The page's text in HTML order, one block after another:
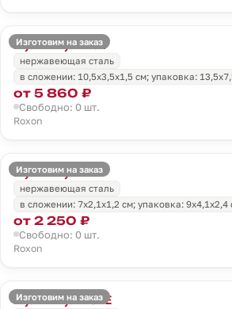
Изготовим на заказ
Мультитул Flex
нержавеющая сталь
в сложении: 10,5х3,5х1,5 см; упаковка:
от 5 860 ₽
Свободно: 0 шт.
Roxon
Изготовим на заказ
Мультитул M4
нержавеющая сталь
в сложении: 7х2,1х1,2 см; упаковка: 9х4,1х2,4
от 2 250 ₽
Свободно: 0 шт.
Roxon
Изготовим на заказ
Мультитул KS2E